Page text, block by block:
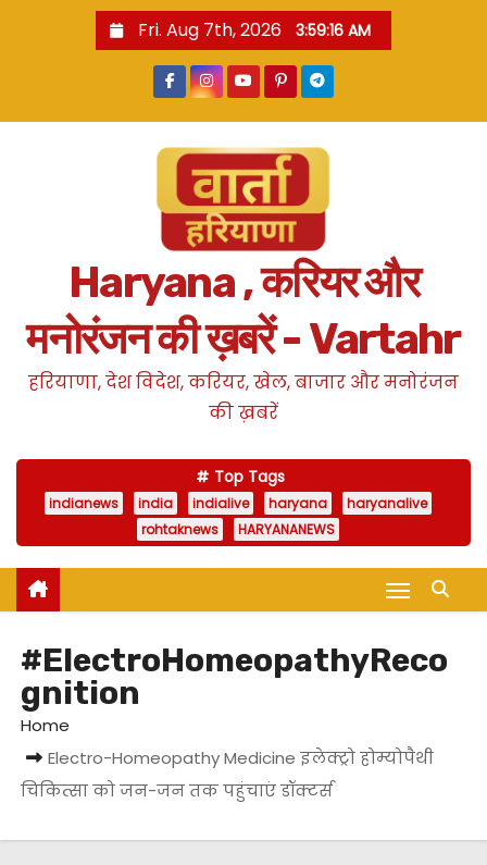
Fri. Aug 7th, 2026 3:59:16 AM
Haryana , करियर और
मनोरंजन की ख़बरें - Vartahr
हरियाणा, देश विदेश, करियर, खेल, बाजार और मनोरंजन
की ख़बरें
Top Tags
indianews india indialive haryana
haryanalive
rohtaknews
HARYANANEWS
#ElectroHomeopathyReco
gnition
Home
Electro-Homeopathy Medicine इलेक्ट्रो होम्योपैथी
चिकित्सा को जन-जन तक पहुंचाएं डॉक्टर्स